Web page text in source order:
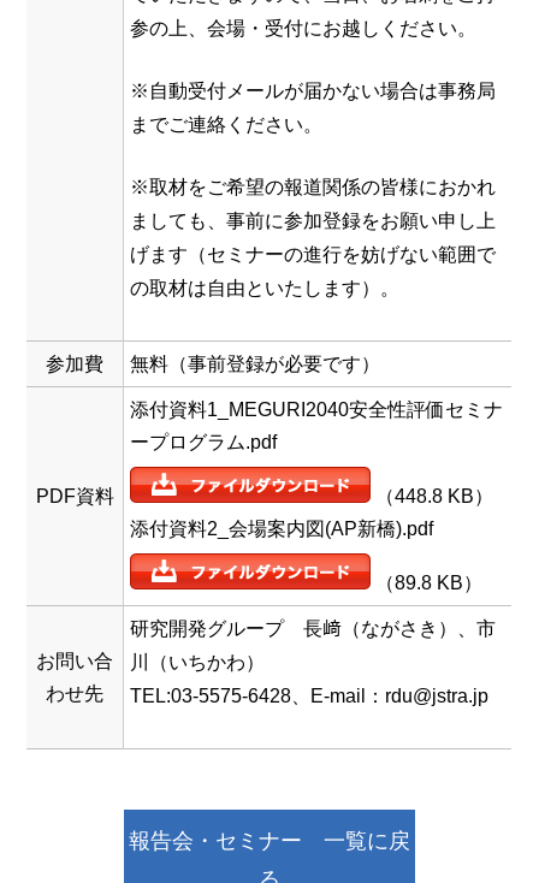
参の上、会場・受付にお越しください。
※自動受付メールが届かない場合は事務局
までご連絡ください。
※取材をご希望の報道関係の皆様におかれ
ましても、事前に参加登録をお願い申し上
げます（セミナーの進行を妨げない範囲で
の取材は自由といたします）。
参加費 無料（事前登録が必要です）
PDF資料
添付資料1_MEGURI2040安全性評価セミナ
ープログラム.pdf
（448.8 KB）
添付資料2_会場案内図(AP新橋).pdf
（89.8 KB）
お問い合
わせ先
研究開発グループ 長﨑（ながさき）、市
川（いちかわ）
TEL:03-5575-6428、E-mail：rdu@jstra.jp
報告会・セミナー 一覧に戻